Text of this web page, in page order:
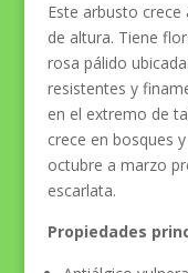
Este arbusto
de altura. Tiene
rosa pálido
resistentes y
en el extremo de
crece en bosques
octubre a marzo
escarlata.
Propiedades